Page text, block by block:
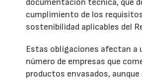
cumplimiento de los
sostenibilidad aplicables del
Estas obligaciones afectan a
número de empresas que
productos envasados, aunque